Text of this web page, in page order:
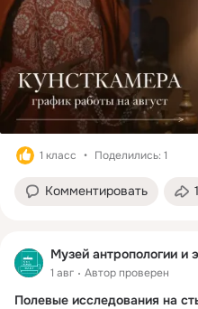
1 класс Поделились: 1
Комментировать 1
1 авг Автор проверен
Полевые исследования на